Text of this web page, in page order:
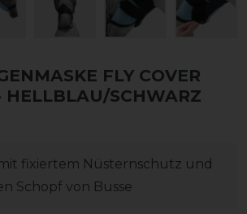
FLY COVER
HELLBLAU/SCHWARZ
fixiertem Nüsternschutz und
Schopf von Busse